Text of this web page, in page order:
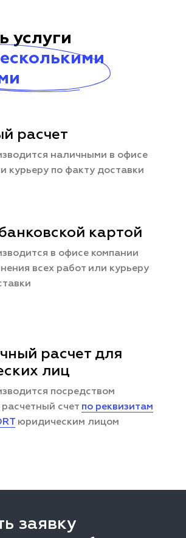
услуги
расчет
наличными в офисе
курьеру по факту доставки
картой
в офисе компании
всех работ или курьеру
расчет для
лиц
посредством
счет по реквизитам
юридическим лицом
заявку